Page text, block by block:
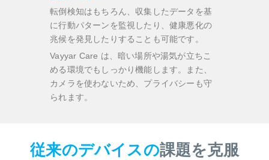
転倒検知はもちろん、収集したデータを基
に行動パターンを監視したり、健康悪化の
兆候を発見したりすることも可能です。
Vayyar Care は、暗い場所や湯気が立ちこ
める環境でもしっかり機能します。また、
カメラを使わないため、プライバシーも守
られます。
従来のデバイスの課題を克服